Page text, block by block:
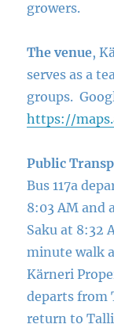
growers.
The venue,
serves as a
groups.
https://
Public
Bus 117a
8:03 AM and
Saku at 8:32
minute walk
Kärneri
departs from
return to